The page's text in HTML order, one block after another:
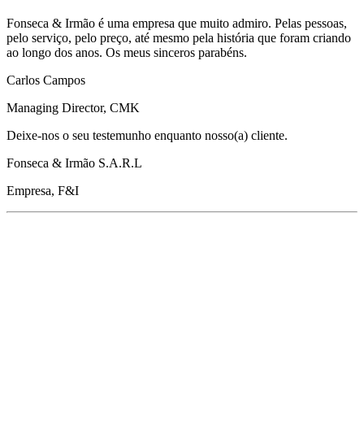
Fonseca & Irmão é uma empresa que muito admiro. Pelas pessoas,
pelo serviço, pelo preço, até mesmo pela história que foram criando
ao longo dos anos. Os meus sinceros parabéns.
Carlos Campos
Managing Director, CMK
Deixe-nos o seu testemunho enquanto nosso(a) cliente.
Fonseca & Irmão S.A.R.L
Empresa, F&I